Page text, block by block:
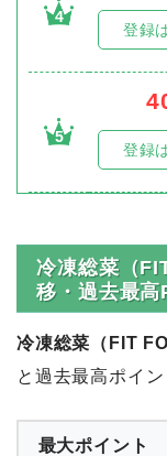
4
登録
5
登録
冷凍総菜（
移・過去最高
冷凍総菜（FIT
と過去最高ポイ
最大ポイント